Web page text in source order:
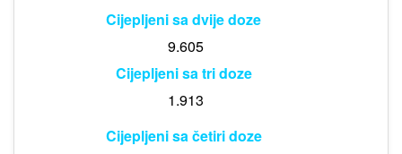
Cijepljeni sa dvije doze
9.605
Cijepljeni sa tri doze
1.913
Cijepljeni sa četiri doze